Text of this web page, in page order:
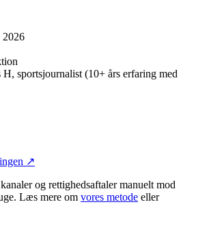
2026
H, sportsjournalist (10+ års erfaring med
↗
og rettighedsaftaler manuelt mod
Læs mere om vores metode eller